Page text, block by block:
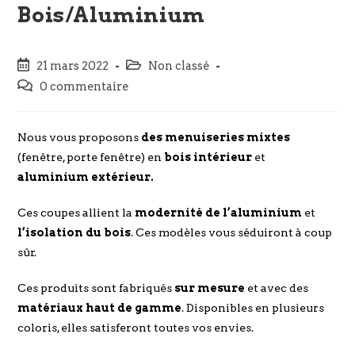
Bois/Aluminium
21 mars 2022
Non classé
0 commentaire
Nous vous proposons des menuiseries mixtes
(fenêtre, porte fenêtre) en bois intérieur et
aluminium extérieur.
Ces coupes allient la modernité de l’aluminium et
l’isolation du bois. Ces modèles vous séduiront à coup
sûr.
Ces produits sont fabriqués sur mesure et avec des
matériaux haut de gamme. Disponibles en plusieurs
coloris, elles satisferont toutes vos envies.